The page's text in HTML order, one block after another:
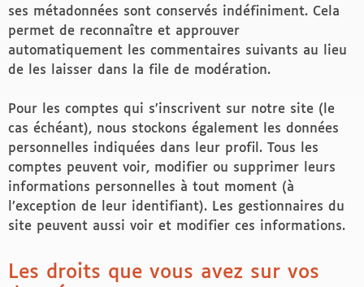
ses métadonnées sont conservés indéfiniment. Cela
permet de reconnaître et approuver
automatiquement les commentaires suivants au lieu
de les laisser dans la file de modération.
Pour les comptes qui s’inscrivent sur notre site (le
cas échéant), nous stockons également les données
personnelles indiquées dans leur profil. Tous les
comptes peuvent voir, modifier ou supprimer leurs
informations personnelles à tout moment (à
l’exception de leur identifiant). Les gestionnaires du
site peuvent aussi voir et modifier ces informations.
Les droits que vous avez sur vos